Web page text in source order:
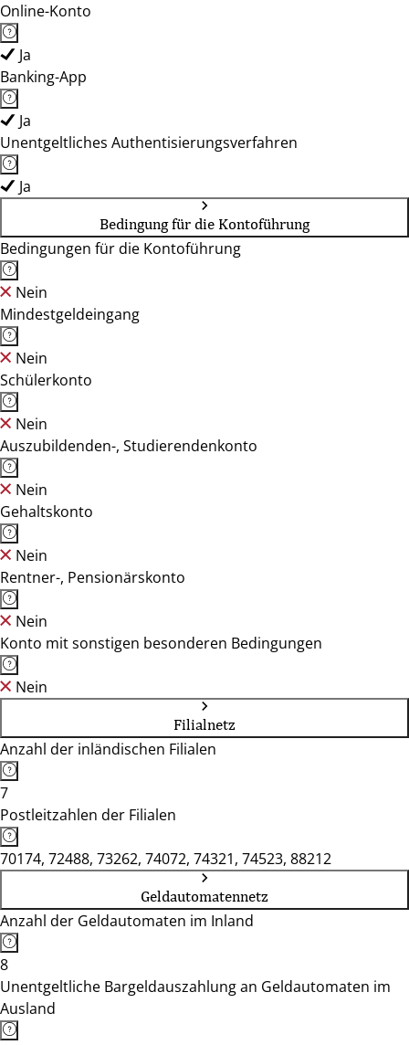
Online-Konto
Ja
Banking-App
Ja
Unentgeltliches Authentisierungsverfahren
Ja
Bedingung für die Kontoführung
Bedingungen für die Kontoführung
Nein
Mindestgeldeingang
Nein
Schülerkonto
Nein
Auszubildenden-, Studierendenkonto
Nein
Gehaltskonto
Nein
Rentner-, Pensionärskonto
Nein
Konto mit sonstigen besonderen Bedingungen
Nein
Filialnetz
Anzahl der inländischen Filialen
7
Postleitzahlen der Filialen
70174, 72488, 73262, 74072, 74321, 74523, 88212
Geldautomatennetz
Anzahl der Geldautomaten im Inland
8
Unentgeltliche Bargeldauszahlung an Geldautomaten im
Ausland